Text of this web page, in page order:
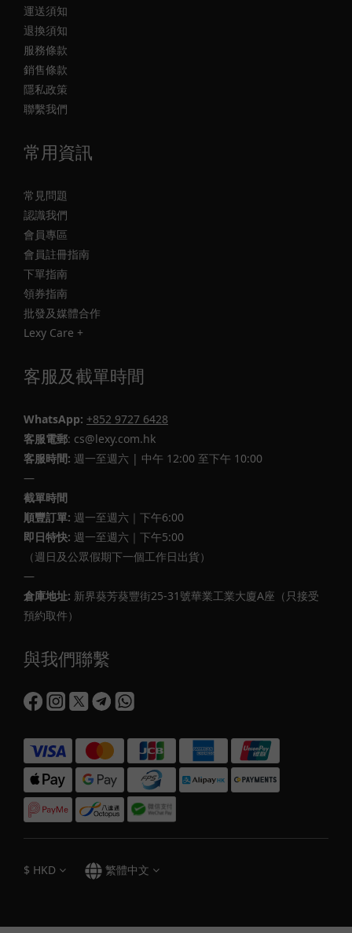
運送須知
退換須知
服務條款
銷售條款
隱私政策
聯繫我們
常用資訊
常見問題
認識我們
會員專區
會員註冊指南
下單指南
領券指南
批發及媒體合作
Lexy Care +
客服及截單時間
WhatsApp: +852 9727 6428
客服電郵: cs@lexy.com.hk
客服時間: 週一至週六 | 中午 12:00 至下午 10:00
—
截單時間
順豐訂單: 週一至週六｜下午6:00
即日特快: 週一至週六｜下午5:00
（週日及公眾假期下一個工作日出貨）
—
倉庫地址: 新界葵芳葵豐街25-31號華業工業大廈A座（只接受
預約取件）
與我們聯繫
$ HKD 繁體中文